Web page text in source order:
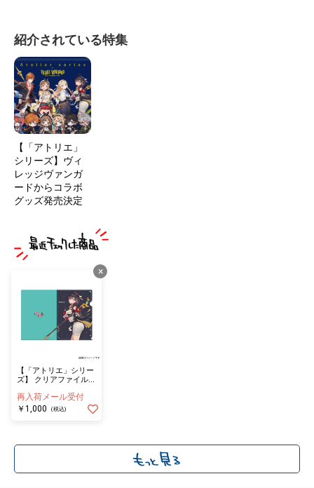
紹介されている特集
【「アトリエ」
シリーズ】ヴィ
レッジヴァンガ
ードからコラボ
グッズ発売決定
×
【「アトリエ」シリー
ズ】 クリアファイル
再入荷メール受付
￥1,000
(税込)